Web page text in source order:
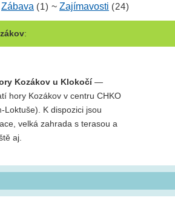
Zábava (1) ~ Zajímavosti (24)
:
Kozákov u Klokočí—
hory Kozákov v centru CHKO
Loktuše). K dispozici jsou
velká zahrada s terasou a
aj.